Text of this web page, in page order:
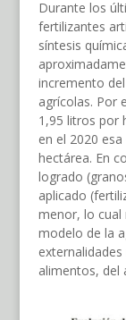
Durante los
fertilizantes
síntesis
incremento
agrícolas. Por
1,95 litros por
en el 2020
hectárea. En
logrado
aplicado
menor, lo cual
modelo de la
alimentos, del